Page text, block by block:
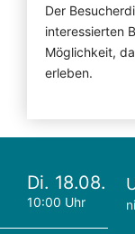
Der
interessierten
Möglichkeit,
erleben.
Di. 18.08.
10:00 Uhr